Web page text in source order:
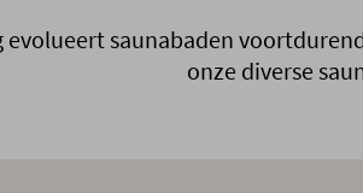
evolueert saunabaden
onze diverse